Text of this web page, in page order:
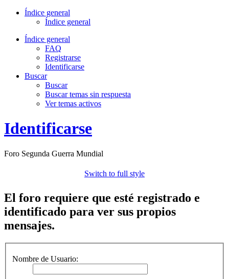
Índice general
Índice general
Índice general
FAQ
Registrarse
Identificarse
Buscar
Buscar
Buscar temas sin respuesta
Ver temas activos
Identificarse
Foro Segunda Guerra Mundial
Switch to full style
El foro requiere que esté registrado e
identificado para ver sus propios
mensajes.
Nombre de Usuario: